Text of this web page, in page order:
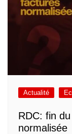
Actualité
RDC: fin
normalisée